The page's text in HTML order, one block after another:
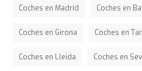
Coches en Madrid Coches en
Coches en Girona Coches en
Coches en Lleida Coches en